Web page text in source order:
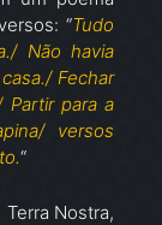
“Tudo
Não havia
Fechar
Partir para a
versos
“
Nostra,